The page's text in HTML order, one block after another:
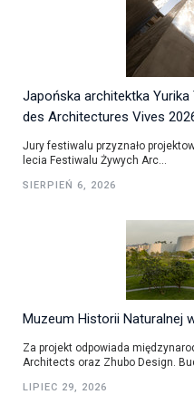
Japońska architektka
des Architectures Vives
Jury festiwalu przyznało
lecia Festiwalu Żywych Arc...
SIERPIEŃ 6, 2026
Muzeum Historii Naturalnej
Za projekt odpowiada
Architects oraz Zhubo Design.
LIPIEC 29, 2026